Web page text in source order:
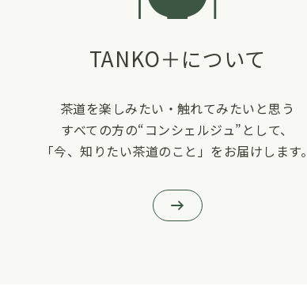
TANKO＋について
茶道を楽しみたい・触れてみたいと思う
すべての方の“コンシェルジュ”として、
「今、知りたい茶道のこと」をお届けします。